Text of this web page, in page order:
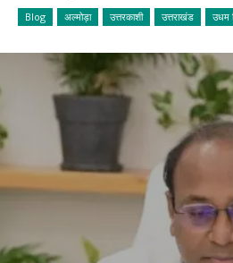
Blog अल्मोड़ा उत्तरकाशी उत्तराखंड उधम